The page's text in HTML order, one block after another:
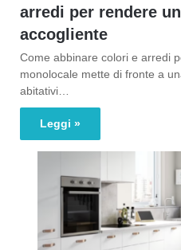
arredi per rendere
accogliente
Come abbinare colori e arredi
monolocale mette di fronte a
abitativi…
Leggi »